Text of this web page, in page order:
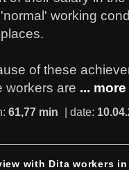
working
of these
workers are ... more
61,77 min | date:
with Dita workers in